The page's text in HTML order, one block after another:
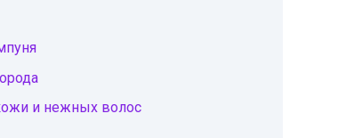
и нежных волос